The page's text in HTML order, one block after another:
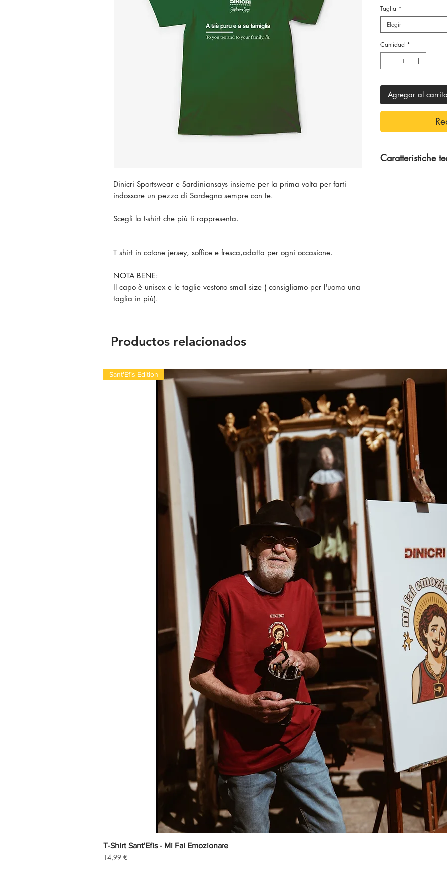
Dinicri Sportswear e Sardiniansays insieme per la prima volta per farti
indossare un pezzo di Sardegna sempre con te.
Scegli la t-shirt che più ti rappresenta.
T shirt in cotone jersey, soffice e fresca,adatta per ogni occasione.
NOTA BENE:
Il capo è unisex e le taglie vestono small size ( consigliamo per l'uomo una
taglia in più).
Taglia *
Elegir
Cantidad *
Agregar al carrito
Caratteristiche
Productos relacionados
Sant'Efis Edition
T-Shirt Sant'Efis - Mi Fai Emozionare
Precio
14,99 €